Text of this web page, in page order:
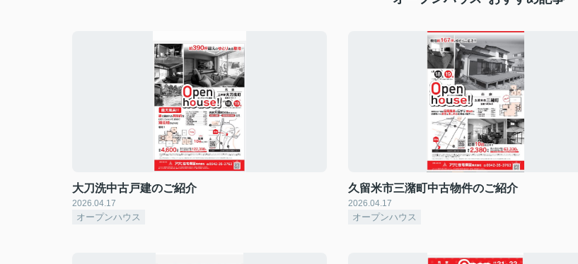
大刀洗中古戸建のご紹介
2026.04.17
オープンハウス
久留米市三潴町中古物件のご紹介
2026.04.17
オープンハウス